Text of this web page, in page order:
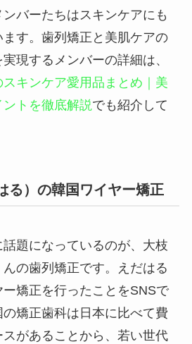
バーたちはスキンケアにも
す。歯列矯正と美肌ケアの
現するメンバーの詳細は、
キンケア愛用品まとめ｜美
トを徹底解説でも紹介して
る）の韓国ワイヤー矯正
題になっているのが、大枝
の歯列矯正です。えだはる
ー矯正を行ったことをSNSで
矯正歯科は日本に比べて費
があることから、若い世代